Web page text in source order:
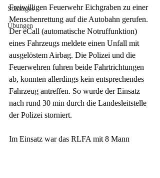
Sonstiges
Übungen
Freiwilligen Feuerwehr Eichgraben zu einer
Menschenrettung auf die Autobahn gerufen.
Der eCall (automatische Notruffunktion)
eines Fahrzeugs meldete einen Unfall mit
ausgelöstem Airbag. Die Polizei und die
Feuerwehren fuhren beide Fahrtrichtungen
ab, konnten allerdings kein entsprechendes
Fahrzeug antreffen. So wurde der Einsatz
nach rund 30 min durch die Landesleitstelle
der Polizei storniert.
Im Einsatz war das RLFA mit 8 Mann